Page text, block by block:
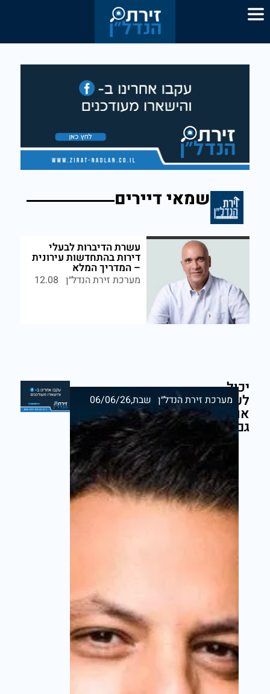
יכול
לעניין
אותך
גם
מערכת זירת הנדל״ן שבת,06/06/26
שמאי דיירים
עשרת הדיברות לבעלי
דירות בהתחדשות עירונית
– המדריך המלא
מערכת זירת הנדל״ן 12.08